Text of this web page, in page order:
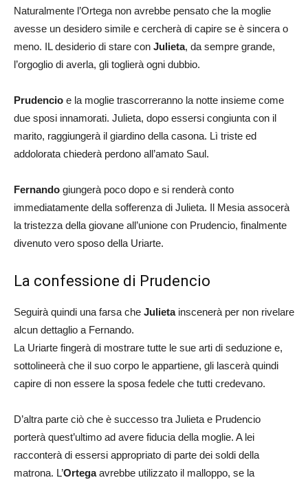
Naturalmente l’Ortega non avrebbe pensato che la moglie
avesse un desidero simile e cercherà di capire se è sincera o
meno. IL desiderio di stare con Julieta, da sempre grande,
l’orgoglio di averla, gli toglierà ogni dubbio.
Prudencio e la moglie trascorreranno la notte insieme come
due sposi innamorati. Julieta, dopo essersi congiunta con il
marito, raggiungerà il giardino della casona. Lì triste ed
addolorata chiederà perdono all’amato Saul.
Fernando giungerà poco dopo e si renderà conto
immediatamente della sofferenza di Julieta. Il Mesia assocerà
la tristezza della giovane all’unione con Prudencio, finalmente
divenuto vero sposo della Uriarte.
La confessione di Prudencio
Seguirà quindi una farsa che Julietainscenerà per non rivelare
alcun dettaglio a Fernando.
La Uriarte fingerà di mostrare tutte le sue arti di seduzione e,
sottolineerà che il suo corpo le appartiene, gli lascerà quindi
capire di non essere la sposa fedele che tutti credevano.
D’altra parte ciò che è successo tra Julieta e Prudencio
porterà quest’ultimo ad avere fiducia della moglie. A lei
racconterà di essersi appropriato di parte dei soldi della
matrona. L’Ortegaavrebbe utilizzato il malloppo, se la